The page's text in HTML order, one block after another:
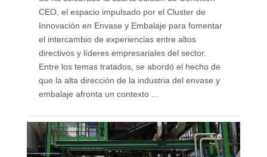
CEO, el espacio impulsado por el Cluster de
Innovación en Envase y Embalaje para fomentar
el intercambio de experiencias entre altos
directivos y líderes empresariales del sector.
Entre los temas tratados, se abordó el hecho de
que la alta dirección de la industria del envase y
embalaje afronta un contexto ...